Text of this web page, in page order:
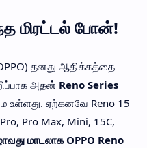
மிரட்டல் போன்!
தனது ஆதிக்கத்தை
அதன் Reno Series
உள்ளது. ஏற்கனவே Reno 15
Pro Max, Mini, 15C,
மாடலாக OPPO Reno